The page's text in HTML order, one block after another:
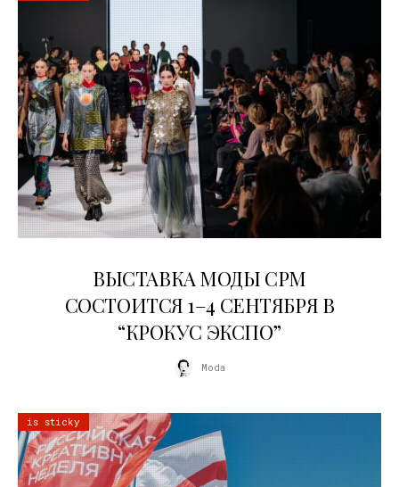
ВЫСТАВКА МОДЫ CPM
СОСТОИТСЯ 1–4 СЕНТЯБРЯ В
“КРОКУС ЭКСПО”
Moda
is sticky